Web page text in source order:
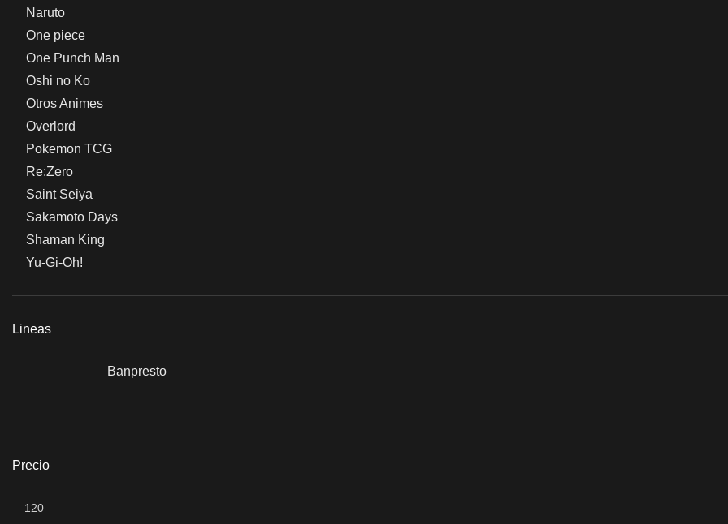
Naruto
One piece
One Punch Man
Oshi no Ko
Otros Animes
Overlord
Pokemon TCG
Re:Zero
Saint Seiya
Sakamoto Days
Shaman King
Yu-Gi-Oh!
Lineas
Banpresto
Precio